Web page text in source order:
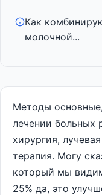
Как
молочной...
Методы
лечении больных
хирургия,
терапия. Могу
который мы
25% да, это